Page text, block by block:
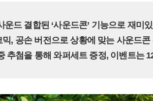
드 결합된 ‘사운드콘’ 기능으로 재미
, 공손 버전으로 상황에 맞는 사운드콘
추첨을 통해 와퍼세트 증정, 이벤트는